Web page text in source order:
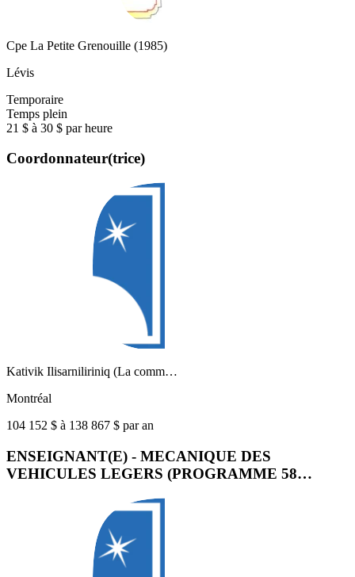
Cpe La Petite Grenouille (1985)
Lévis
Temporaire
Temps plein
21 $ à 30 $ par heure
Coordonnateur(trice)
Kativik Ilisarniliriniq (La comm…
Montréal
104 152 $ à 138 867 $ par an
ENSEIGNANT(E) - MECANIQUE DES
VEHICULES LEGERS (PROGRAMME 58…